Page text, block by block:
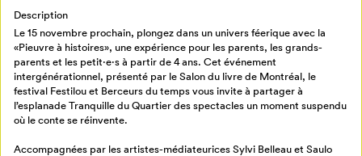
Mon Salon
Programmation
Billetterie
Description
Le 15 novembre prochain, plongez dans un univers féerique avec la
«Pieuvre à histoires», une expérience pour les parents, les grands-
parents et les petit·e·s à partir de 4 ans. Cet événement
intergénérationnel, présenté par le Salon du livre de Montréal, le
festival Festilou et Berceurs du temps vous invite à partager à
l’esplanade Tranquille du Quartier des spectacles un moment suspendu
où le conte se réinvente.
Accompagnées par les artistes-médiateurices Sylvi Belleau et Saulo
Pour enregistrer vos favoris,
connectez-vous ou créez votre profil
Mon Salon